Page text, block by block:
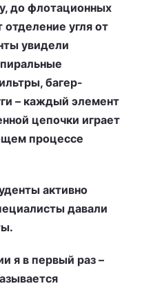
до флотационных
угля от
увидели
багер-
– каждый элемент
цепочки играет
процессе
активно
давали
я в первый раз –